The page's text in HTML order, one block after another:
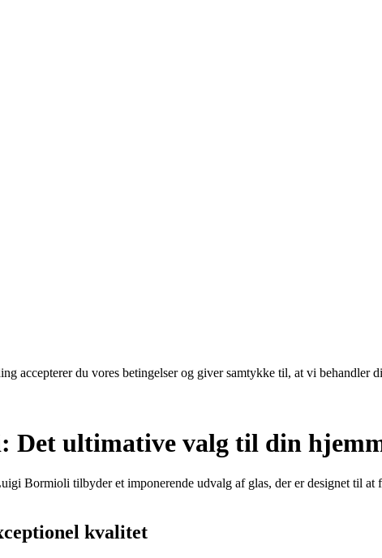
du vores betingelser og giver samtykke til, at vi behandler
Det ultimative valg til din
Bormioli tilbyder et imponerende udvalg af glas, der er designet til at
kvalitet